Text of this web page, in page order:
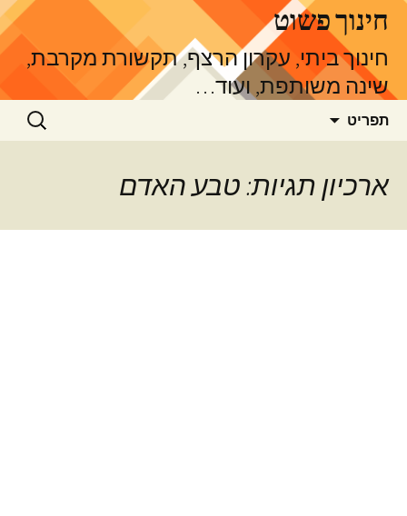
לדלג
לתוכןחינוך פשוט
חינוך ביתי, עקרון הרצף, תקשורת מקרבת,
שינה משותפת, ועוד…
תפריט חיפוש:
ארכיון תגיות: טבע האדם